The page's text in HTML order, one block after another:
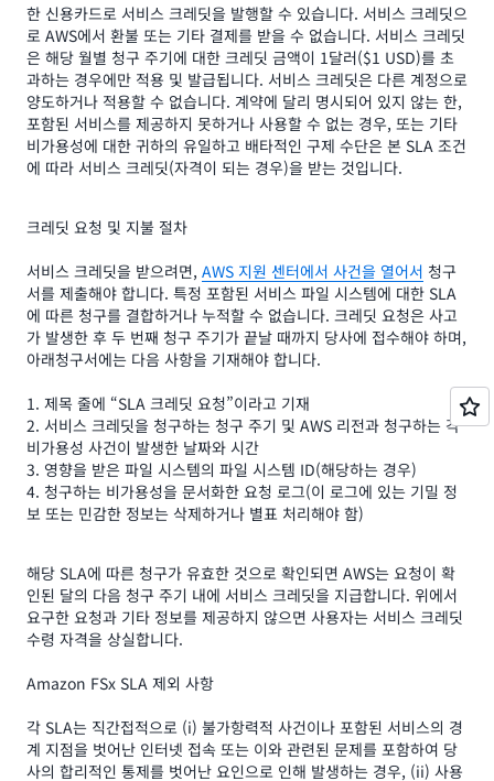
한 신용카드로 서비스 크레딧을 발행할 수 있습니다. 서비스 크레딧으
로 AWS에서 환불 또는 기타 결제를 받을 수 없습니다. 서비스 크레딧
은 해당 월별 청구 주기에 대한 크레딧 금액이 1달러($1 USD)를 초
과하는 경우에만 적용 및 발급됩니다. 서비스 크레딧은 다른 계정으로
양도하거나 적용할 수 없습니다. 계약에 달리 명시되어 있지 않는 한,
포함된 서비스를 제공하지 못하거나 사용할 수 없는 경우, 또는 기타
비가용성에 대한 귀하의 유일하고 배타적인 구제 수단은 본 SLA 조건
에 따라 서비스 크레딧(자격이 되는 경우)을 받는 것입니다.
크레딧 요청 및 지불 절차
서비스 크레딧을 받으려면, AWS 지원 센터에서 사건을 열어서 청구
서를 제출해야 합니다. 특정 포함된 서비스 파일 시스템에 대한 SLA
에 따른 청구를 결합하거나 누적할 수 없습니다. 크레딧 요청은 사고
가 발생한 후 두 번째 청구 주기가 끝날 때까지 당사에 접수해야 하며,
아래청구서에는 다음 사항을 기재해야 합니다.
1. 제목 줄에 “SLA 크레딧 요청”이라고 기재
2. 서비스 크레딧을 청구하는 청구 주기 및 AWS 리전과 청구하는 각
비가용성 사건이 발생한 날짜와 시간
3. 영향을 받은 파일 시스템의 파일 시스템 ID(해당하는 경우)
4. 청구하는 비가용성을 문서화한 요청 로그(이 로그에 있는 기밀 정
보 또는 민감한 정보는 삭제하거나 별표 처리해야 함)
해당 SLA에 따른 청구가 유효한 것으로 확인되면 AWS는 요청이 확
인된 달의 다음 청구 주기 내에 서비스 크레딧을 지급합니다. 위에서
요구한 요청과 기타 정보를 제공하지 않으면 사용자는 서비스 크레딧
수령 자격을 상실합니다.
Amazon FSx SLA 제외 사항
각 SLA는 직간접적으로 (i) 불가항력적 사건이나 포함된 서비스의 경
계 지점을 벗어난 인터넷 접속 또는 이와 관련된 문제를 포함하여 당
사의 합리적인 통제를 벗어난 요인으로 인해 발생하는 경우, (ii) 사용